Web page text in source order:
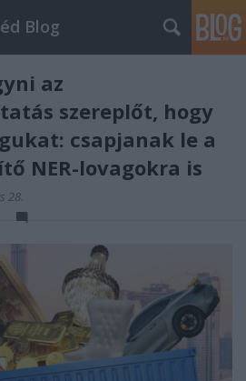
Blog
az
szereplőt, hogy
csapjanak le a
NER-lovagokra is
28.